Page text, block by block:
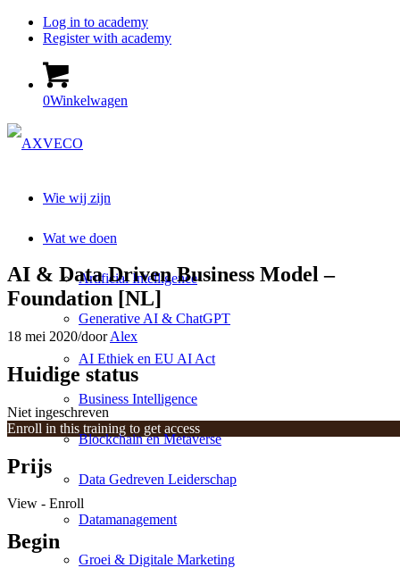
Log in to academy
Register with academy
0Winkelwagen
Wie wij zijn
Wat we doen
Artificial Intelligence
Generative AI & ChatGPT
AI Ethiek en EU AI Act
Business Intelligence
Blockchain en Metaverse
Data Gedreven Leiderschap
Datamanagement
Groei & Digitale Marketing
AI & Data Driven Business Model –
Foundation [NL]
18 mei 2020/doorAlex
Huidige status
Niet ingeschreven
Enroll in this training to get access
Prijs
View - Enroll
Begin